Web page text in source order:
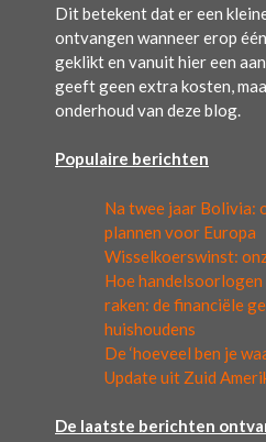
Dit betekent dat er een
ontvangen wanneer erop
geklikt en vanuit hier een
geeft geen extra kosten,
onderhoud van deze blog.
Populaire berichten
Na twee jaar Bolivia:
plannen voor Europa
Wisselkoerswinst:
Hoe
raken: de financiële
huishoudens
De ‘hoeveel ben je
Update uit Zuid
De laatste berichten